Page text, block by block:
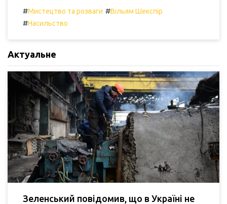
#Мистецтво та розваги #Вільям Шекспір
#Насильство
Актуальне
Зеленський повідомив, що в Україні не